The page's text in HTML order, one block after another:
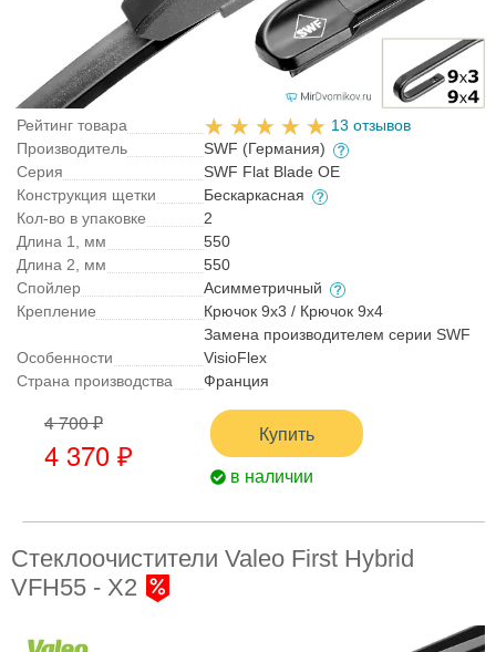
Рейтинг товара
13 отзывов
Производитель
SWF (Германия)
Серия
SWF Flat Blade OE
Конструкция щетки
Бескаркасная
Кол-во в упаковке
2
Длина 1, мм
550
Длина 2, мм
550
Спойлер
Асимметричный
Крепление
Крючок 9x3 / Крючок 9x4
Особенности
Замена производителем серии SWF
VisioFlex
Страна производства
Франция
4 700 ₽
4 370 ₽
Купить
в наличии
Стеклоочистители Valeo First Hybrid
VFH55 - X2